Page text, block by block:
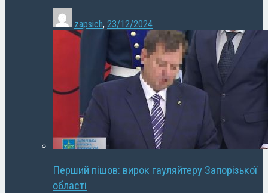
zapsich, 23/12/2024
Перший пішов: вирок гауляйтеру Запорізької
області